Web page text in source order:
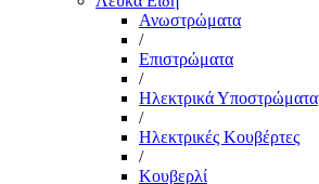
Ανωστρώματα
/
Επιστρώματα
/
Ηλεκτρικά Υποστρώματα
/
Ηλεκτρικές Κουβέρτες
/
Κουβερλί